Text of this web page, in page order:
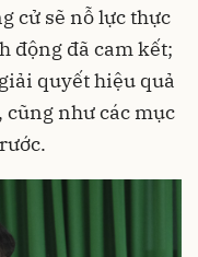
cử sẽ nỗ lực thực
động đã cam kết;
quyết hiệu quả
như các mục